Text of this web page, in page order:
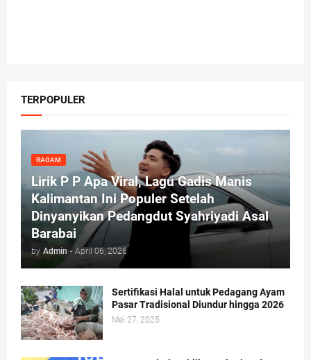
TERPOPULER
RAGAM
Lirik P P Apa Viral, Lagu Gadis Manis
Kalimantan Ini Populer Setelah
Dinyanyikan Pedangdut Syahriyadi Asal
Barabai
by Admin - April 06, 2026
Sertifikasi Halal untuk Pedagang Ayam
Pasar Tradisional Diundur hingga 2026
Mei 27, 2025